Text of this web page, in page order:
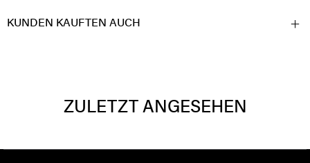
KUNDEN KAUFTEN AUCH
ZULETZT ANGESEHEN